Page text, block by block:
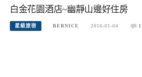
白金花園酒店~幽靜山邊好住房
星級旅宿 BERNICE 2016-01-04 1